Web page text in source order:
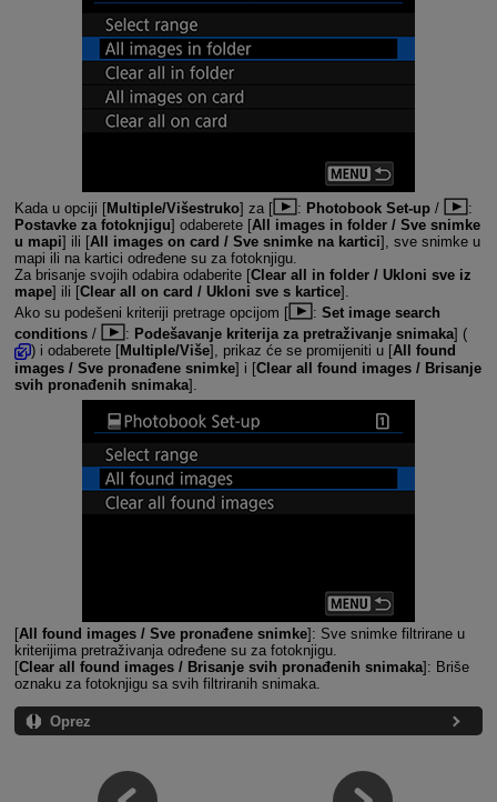
Kada u opciji [Multiple/Višestruko] za [ : Photobook Set-up/
:
Postavke za fotoknjigu] odaberete [All images in folder / Sve snimke
u mapi] ili [All images on card / Sve snimke na kartici], sve snimke u
mapi ili na kartici određene su za fotoknjigu.
Za brisanje svojih odabira odaberite [Clear all in folder / Ukloni sve iz
mape] ili [Clear all on card / Ukloni sve s kartice].
Ako su podešeni kriteriji pretrage opcijom [
: Set image search
conditions/ : Podešavanje kriterija za pretraživanje snimaka] (
) i odaberete [Multiple/Više], prikaz će se promijeniti u [All found
images / Sve pronađene snimke] i [Clear all found images / Brisanje
svih pronađenih snimaka].
[All found images / Sve pronađene snimke]: Sve snimke filtrirane u
kriterijima pretraživanja određene su za fotoknjigu.
[Clear all found images / Brisanje svih pronađenih snimaka]: Briše
oznaku za fotoknjigu sa svih filtriranih snimaka.
Oprez